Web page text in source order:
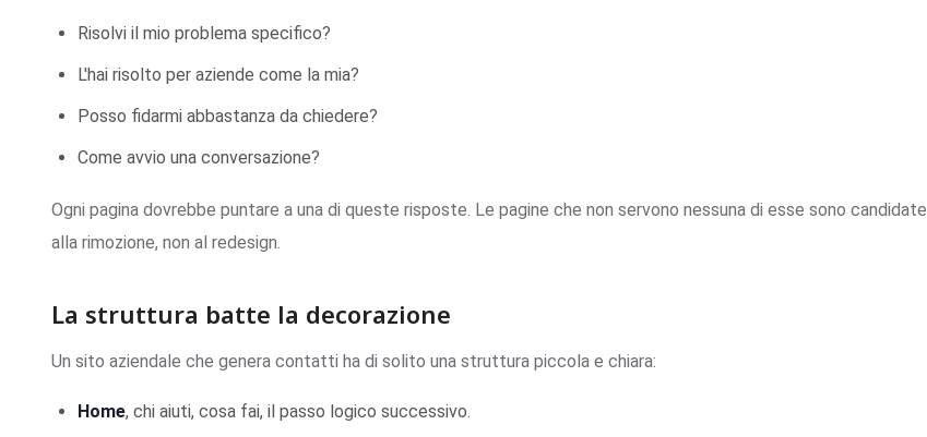
Risolvi il mio problema specifico?
L'hai risolto per aziende come la mia?
Posso fidarmi abbastanza da chiedere?
Come avvio una conversazione?
Ogni pagina dovrebbe puntare a una di queste risposte. Le pagine che non servono nessuna di esse sono candidate
alla rimozione, non al redesign.
La struttura batte la decorazione
Un sito aziendale che genera contatti ha di solito una struttura piccola e chiara:
Home, chi aiuti, cosa fai, il passo logico successivo.